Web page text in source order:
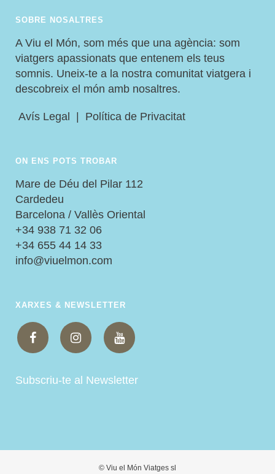
SOBRE NOSALTRES
A Viu el Món, som més que una agència: som
viatgers apassionats que entenem els teus
somnis. Uneix-te a la nostra comunitat viatgera i
descobreix el món amb nosaltres.
Avís Legal | Política de Privacitat
ON ENS POTS TROBAR
Mare de Déu del Pilar 112
Cardedeu
Barcelona / Vallès Oriental
+34 938 71 32 06
+34 655 44 14 33
info@viuelmon.com
XARXES & NEWSLETTER
Subscriu-te al Newsletter
© Viu el Món Viatges sl